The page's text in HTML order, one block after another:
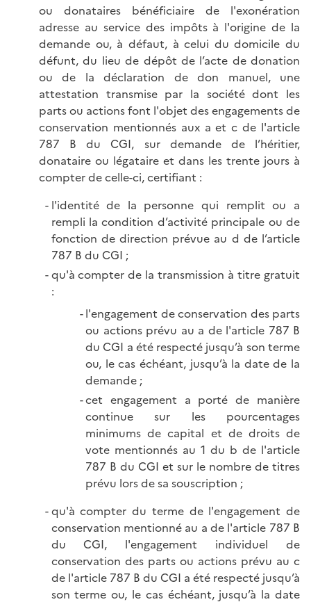
ou donataires bénéficiaire de l'exonération
adresse au service des impôts à l'origine de la
demande ou, à défaut, à celui du domicile du
défunt, du lieu de dépôt de l’acte de donation
ou de la déclaration de don manuel, une
attestation transmise par la société dont les
parts ou actions font l'objet des engagements de
conservation mentionnés aux a et c de l'article
787 B du CGI, sur demande de l’héritier,
donataire ou légataire et dans les trente jours à
compter de celle-ci, certifiant :
l'identité de la personne qui remplit ou a
rempli la condition d’activité principale ou de
fonction de direction prévue au d de l’article
787 B du CGI ;
qu'à compter de la transmission à titre gratuit
:
l'engagement de conservation des parts
ou actions prévu au a de l'article 787 B
du CGI a été respecté jusqu’à son terme
ou, le cas échéant, jusqu’à la date de la
demande ;
cet engagement a porté de manière
continue sur les pourcentages
minimums de capital et de droits de
vote mentionnés au 1 du b de l'article
787 B du CGI et sur le nombre de titres
prévu lors de sa souscription ;
qu'à compter du terme de l'engagement de
conservation mentionné au a de l'article 787 B
du CGI, l'engagement individuel de
conservation des parts ou actions prévu au c
de l'article 787 B du CGI a été respecté jusqu’à
son terme ou, le cas échéant, jusqu’à la date